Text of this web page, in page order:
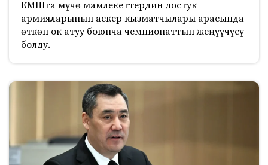
КМШга мүчө мамлекеттердин достук
армияларынын аскер кызматчылары арасында
өткөн ок атуу боюнча чемпионаттын жеңүүчүсү
болду.